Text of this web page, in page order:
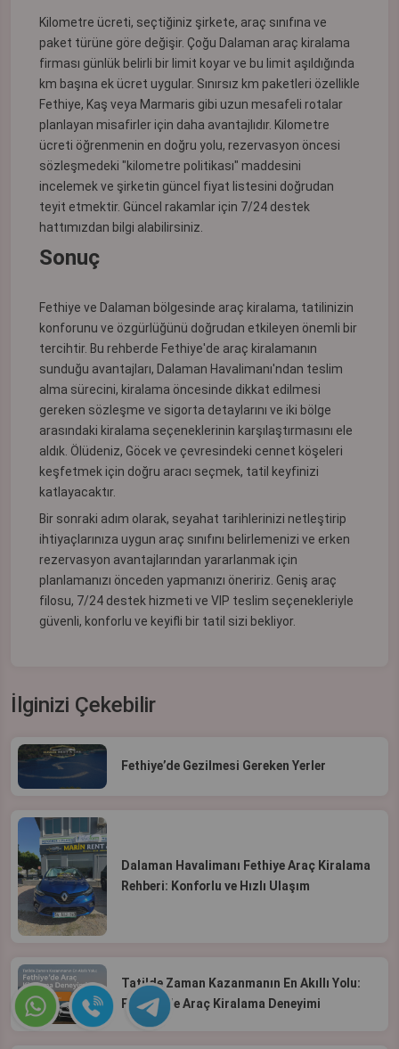
Kilometre ücreti, seçtiğiniz şirkete, araç sınıfına ve
paket türüne göre değişir. Çoğu Dalaman araç kiralama
firması günlük belirli bir limit koyar ve bu limit aşıldığında
km başına ek ücret uygular. Sınırsız km paketleri özellikle
Fethiye, Kaş veya Marmaris gibi uzun mesafeli rotalar
planlayan misafirler için daha avantajlıdır. Kilometre
ücreti öğrenmenin en doğru yolu, rezervasyon öncesi
sözleşmedeki "kilometre politikası" maddesini
incelemek ve şirketin güncel fiyat listesini doğrudan
teyit etmektir. Güncel rakamlar için 7/24 destek
hattımızdan bilgi alabilirsiniz.
Sonuç
Fethiye ve Dalaman bölgesinde araç kiralama, tatilinizin
konforunu ve özgürlüğünü doğrudan etkileyen önemli bir
tercihtir. Bu rehberde Fethiye'de araç kiralamanın
sunduğu avantajları, Dalaman Havalimanı'ndan teslim
alma sürecini, kiralama öncesinde dikkat edilmesi
gereken sözleşme ve sigorta detaylarını ve iki bölge
arasındaki kiralama seçeneklerinin karşılaştırmasını ele
aldık. Ölüdeniz, Göcek ve çevresindeki cennet köşeleri
keşfetmek için doğru aracı seçmek, tatil keyfinizi
katlayacaktır.
Bir sonraki adım olarak, seyahat tarihlerinizi netleştirip
ihtiyaçlarınıza uygun araç sınıfını belirlemenizi ve erken
rezervasyon avantajlarından yararlanmak için
planlamanızı önceden yapmanızı öneririz. Geniş araç
filosu, 7/24 destek hizmeti ve VIP teslim seçenekleriyle
güvenli, konforlu ve keyifli bir tatil sizi bekliyor.
İlginizi Çekebilir
Fethiye’de Gezilmesi Gereken Yerler
Dalaman Havalimanı Fethiye Araç Kiralama
Rehberi: Konforlu ve Hızlı Ulaşım
Tatilde Zaman Kazanmanın En Akıllı Yolu:
Fethiye’de Araç Kiralama Deneyimi